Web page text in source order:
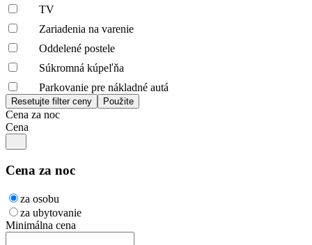
TV
Zariadenia na varenie
Oddelené postele
Súkromná kúpeľňa
Parkovanie pre nákladné autá
Cena za noc
Cena
Cena za noc
za osobu
za ubytovanie
Minimálna cena